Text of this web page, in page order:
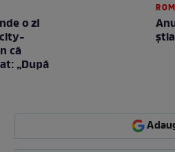
o zi
că
„După